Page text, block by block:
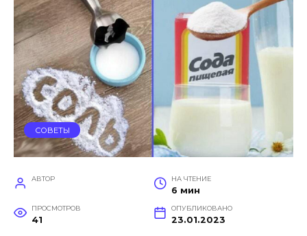
СОВЕТЫ
АВТОР НА ЧТЕНИЕ
6 мин
ПРОСМОТРОВ
41
ОПУБЛИКОВАНО
23.01.2023